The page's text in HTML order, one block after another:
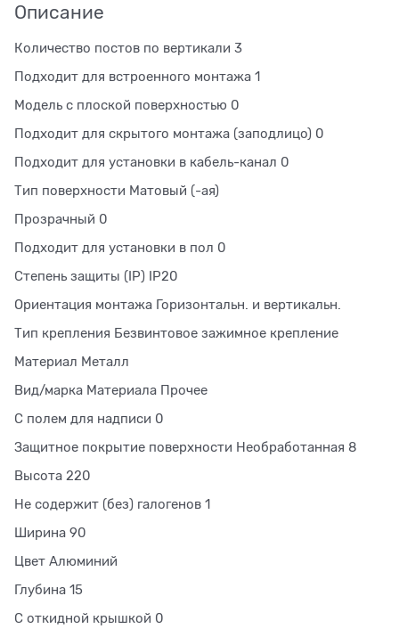
Описание
Количество постов по вертикали 3
Подходит для встроенного монтажа 1
Модель с плоской поверхностью 0
Подходит для скрытого монтажа (заподлицо) 0
Подходит для установки в кабель-канал 0
Тип поверхности Матовый (-ая)
Прозрачный 0
Подходит для установки в пол 0
Степень защиты (IP) IP20
Ориентация монтажа Горизонтальн. и вертикальн.
Тип крепления Безвинтовое зажимное крепление
Материал Металл
Вид/марка Материала Прочее
С полем для надписи 0
Защитное покрытие поверхности Необработанная 8
Высота 220
Не содержит (без) галогенов 1
Ширина 90
Цвет Алюминий
Глубина 15
С откидной крышкой 0